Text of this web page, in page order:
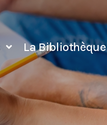
La Bibliothèque